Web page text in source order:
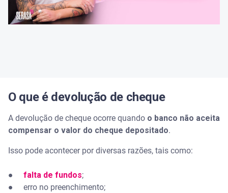
O que é devolução de cheque
A devolução de cheque ocorre quando o banco não aceita
compensar o valor do cheque depositado.
Isso pode acontecer por diversas razões, tais como:
● falta de fundos;
● erro no preenchimento;